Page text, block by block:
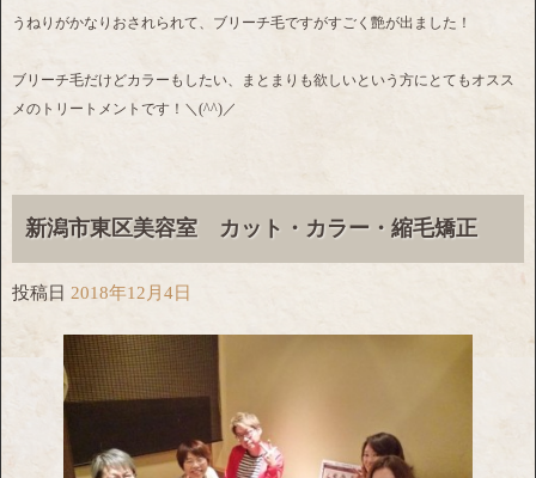
うねりがかなりおされられて、ブリーチ毛ですがすごく艶が出ました！
ブリーチ毛だけどカラーもしたい、まとまりも欲しいという方にとてもオスス
メのトリートメントです！＼(^^)／
新潟市東区美容室 カット・カラー・縮毛矯正
投稿日 2018年12月4日